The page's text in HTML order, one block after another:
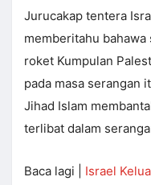
Jurucakap tentera
memberitahu
roket Kumpulan
pada masa serangan
Jihad Islam
terlibat dalam
Baca lagi | Israel